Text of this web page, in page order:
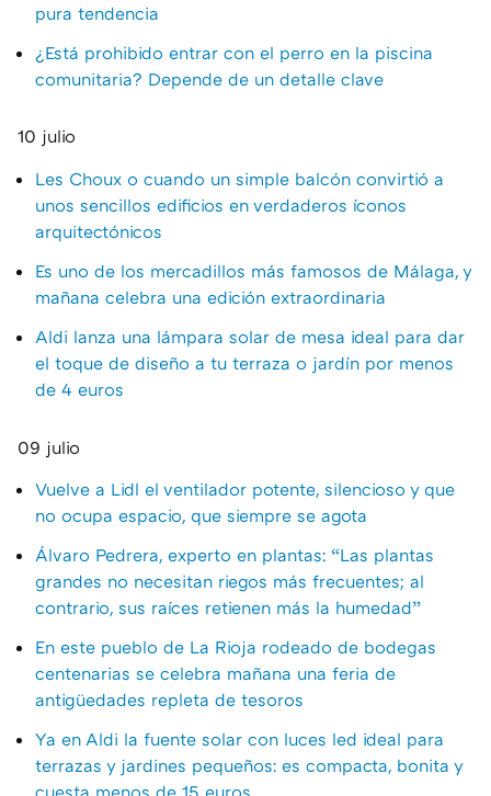
pura tendencia
¿Está prohibido entrar con el perro en la piscina
comunitaria? Depende de un detalle clave
10 julio
Les Choux o cuando un simple balcón convirtió a
unos sencillos edificios en verdaderos íconos
arquitectónicos
Es uno de los mercadillos más famosos de Málaga, y
mañana celebra una edición extraordinaria
Aldi lanza una lámpara solar de mesa ideal para dar
el toque de diseño a tu terraza o jardín por menos
de 4 euros
09 julio
Vuelve a Lidl el ventilador potente, silencioso y que
no ocupa espacio, que siempre se agota
Álvaro Pedrera, experto en plantas: “Las plantas
grandes no necesitan riegos más frecuentes; al
contrario, sus raíces retienen más la humedad”
En este pueblo de La Rioja rodeado de bodegas
centenarias se celebra mañana una feria de
antigüedades repleta de tesoros
Ya en Aldi la fuente solar con luces led ideal para
terrazas y jardines pequeños: es compacta, bonita y
cuesta menos de 15 euros